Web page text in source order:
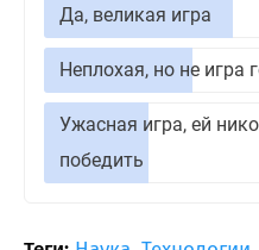
Да, великая игра
Неплохая, но не игра
Ужасная игра, ей
победить